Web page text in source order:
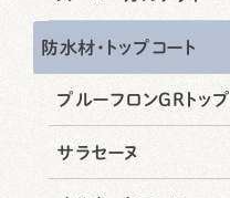
防水材・トップコート
プルーフロンGRトップ
サラセーヌ